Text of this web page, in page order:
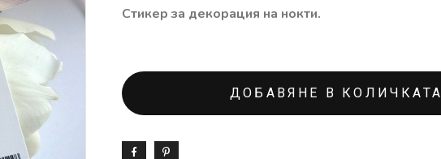
Стикер за декорация на нокти.
ДОБАВЯНЕ В КОЛИЧКАТА